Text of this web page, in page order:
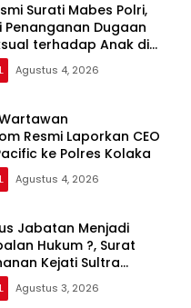
Surati Mabes Polri,
Penanganan Dugaan
terhadap Anak di
Agustus 4, 2026
Resmi Laporkan CEO
ke Polres Kolaka
Agustus 4, 2026
Jabatan Menjadi
Hukum ?, Surat
Kejati Sultra
Bombana Selama 20
Agustus 3, 2026